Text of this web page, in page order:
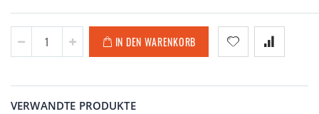
IN DEN WARENKORB
VERWANDTE PRODUKTE